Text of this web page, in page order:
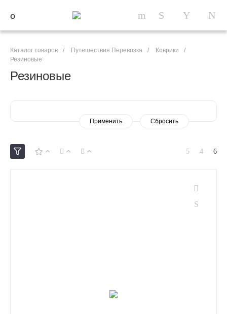
Каталог товаров / Путешествия Перевозка / Коврики
/
Резиновые
Резиновые